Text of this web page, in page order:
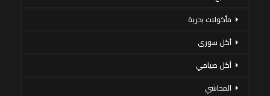
مأكولات بحرية
أكل سورى
أكل صيامي
المحاشي